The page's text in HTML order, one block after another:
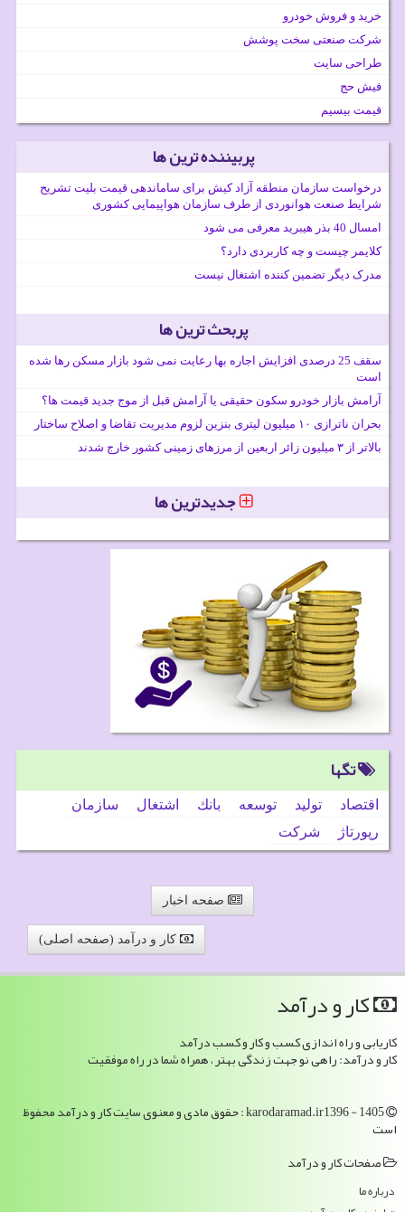
خرید و فروش خودرو
شرکت صنعتی سخت پوشش
طراحی سایت
فیش حج
قیمت بیسیم
پربیننده ترین ها
درخواست سازمان منطقه آزاد کیش برای ساماندهی قیمت بلیت تشریح
شرایط صنعت هوانوردی از طرف سازمان هواپیمایی کشوری
امسال 40 بذر هیبرید معرفی می شود
کلایمر چیست و چه کاربردی دارد؟
مدرک دیگر تضمین کننده اشتغال نیست
پربحث ترین ها
سقف 25 درصدی افزایش اجاره بها رعایت نمی شود بازار مسکن رها شده
است
آرامش بازار خودرو سکون حقیقی یا آرامش قبل از موج جدید قیمت ها؟
بحران ناترازی ۱۰ میلیون لیتری بنزین لزوم مدیریت تقاضا و اصلاح ساختار
بالاتر از ۳ میلیون زائر اربعین از مرزهای زمینی کشور خارج شدند
جدیدترین ها
تگها
اقتصاد تولید توسعه بانك اشتغال
سازمان
رپورتاژ
شركت
صفحه اخبار
کار و درآمد (صفحه اصلی)
كار و درآمد
کاریابی و راه اندازی کسب و کار و کسب درآمد
کار و درآمد: راهی نو جهت زندگی بهتر ، همراه شما در راه موفقیت
karodaramad.ir1396 - 1405 : حقوق مادی و معنوی سایت كار و درآمد محفوظ
است
صفحات كار و درآمد
درباره ما